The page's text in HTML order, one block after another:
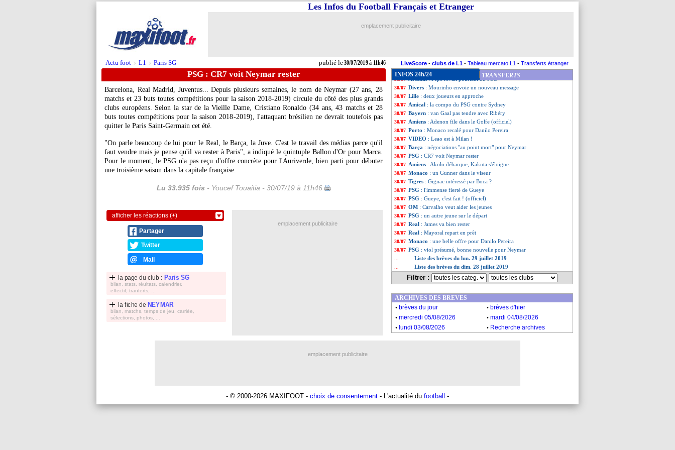
Actu foot > L1 > Paris SG publié le30/07/2019 à 11h46
Les Infos du Football Français et Etranger
emplacement publicitaire
LiveScore - clubs de L1 - Tableau mercato L1 - Transferts étranger
PSG : CR7 voit Neymar rester
Barcelona, Real Madrid, Juventus... Depuis plusieurs semaines, le nom deNeymar (27 ans, 28
matchs et 23 buts toutes compétitions pour la saison 2018-2019) circule du côté des plus grands
clubs européens. Selon la star de la Vieille Dame, Cristiano Ronaldo (34 ans, 43 matchs et 28
buts toutes compétitions pour la saison 2018-2019), l'attaquant brésilien ne devrait toutefois pas
quitter le Paris Saint-Germain cet été.
"On parle beaucoup de lui pour le Real, le Barça, la Juve. C'est le travail des médias parce qu'il
faut vendre mais je pense qu'il va rester à Paris", a indiqué le quintuple Ballon d'Or pour Marca.
Pour le moment, le PSG n'a pas reçu d'offre concrète pour l'Auriverde, bien parti pour débuter
une troisième saison dans la capitale française.
Lu 33.935 fois - Youcef Touaitia - 30/07/19 à 11h46
afficher les réactions (+)
Partager
Twitter
Mail
la page du club : Paris SG
bilan, stats, réultats, calendrier,
effectif, tranferts, ...
la fiche de NEYMAR
bilan, matchs, temps de jeu, carriée,
sélections, photos, ...
INFOS 24h/24 TRANSFERTS
30/07 Barça: Simeone défend Griezmann
30/07 Metz: les Grenats se renseignent pour Kakuta
30/07 Amical
30/07 PSG: l'Inter attend la réponse de Cavani
30/07 Juve: Kean va filer à Everton !
: Pépé rêvait pourtant du PSG
30/07 Divers : Mourinho envoie un nouveau message
30/07 Lille : deux joueurs en approche
30/07 Amical : la compo du PSG contre Sydney
30/07 Bayern : van Gaal pas tendre avec Ribéry
30/07 Amiens : Adenon file dans le Golfe (officiel)
30/07 Porto : Monaco recalé pour Danilo Pereira
30/07 VIDEO : Leao est à Milan !
30/07 Barça : négociations "au point mort" pour Neymar
30/07 PSG : CR7 voit Neymar rester
30/07 Amiens : Akolo débarque, Kakuta s'éloigne
30/07 Monaco : un Gunner dans le viseur
30/07 Tigres : Gignac intéressé par Boca ?
30/07 PSG : l'immense fierté de Gueye
30/07 PSG : Gueye, c'est fait ! (officiel)
30/07 OM : Carvalho veut aider les jeunes
30/07 PSG : un autre jeune sur le départ
30/07 Real : James va bien rester
30/07 Real : Mayoral repart en prêt
30/07 Monaco : une belle offre pour Danilo Pereira
30/07 PSG : viol présumé, bonne nouvelle pour Neymar
Liste des brèves du lun. 29 juillet 2019
Liste des brèves du dim. 28 juillet 2019
Filtrer :
emplacement publicitaire
ARCHIVES DES BREVES
. brèves du jour . brèves d'hier
. mercredi 05/08/2026 . mardi 04/08/2026
. lundi 03/08/2026 . Recherche archives
emplacement publicitaire
- © 2000-2026 MAXIFOOT - choix de consentement - L'actualité du football -